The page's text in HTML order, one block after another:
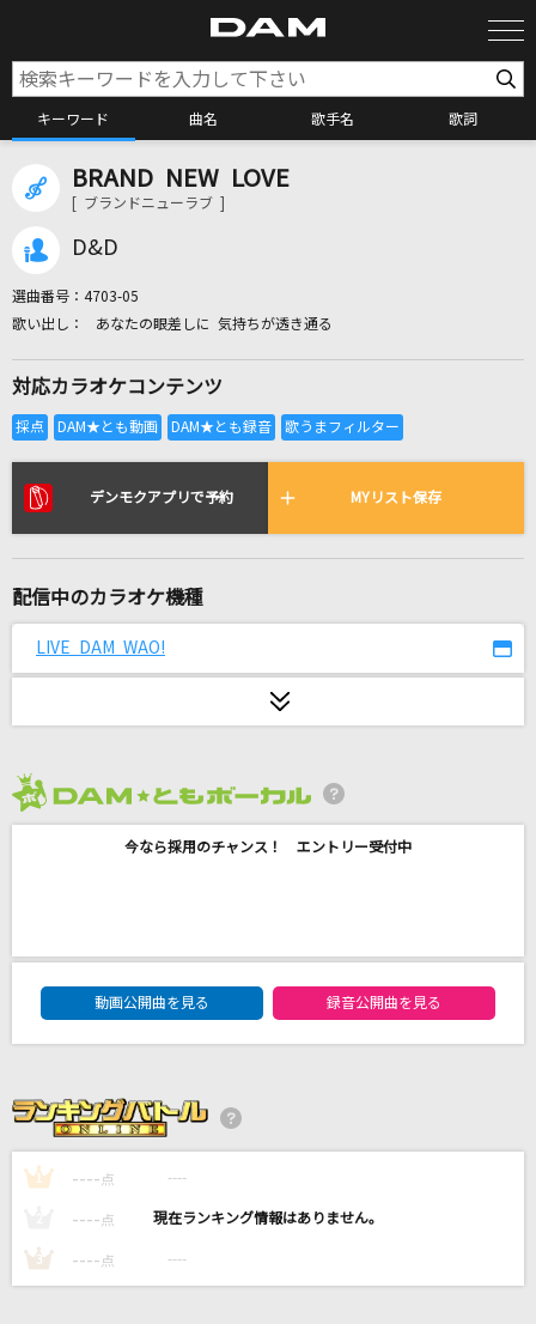
キーワード 曲名 歌手名 歌詞
カラオケ検索
全国りれき
リアルタイムで歌われている曲の一覧
Golden [ゴールデン]
シリウス
[生音]光るなら
秋山竜次(ロバート)
[生音]プライマル
ORIGINAL LOVE
[生音]リンジュー・ラヴ
BRAND NEW LOVE
[ ブランドニューラブ ]
D&D
選曲番号： 4703-05
あなたの眼差しに 気持ちが透き通る
対応カラオケコンテンツ
デンモクアプリで予約 MYリスト保存
配信中のカラオケ機種
LIVE DAM WAO!
今なら採用のチャンス！ エントリー受付中
DAM★ともボーカルエントリーランキング
動画公開曲を見る
録音公開曲を見る
1 ---- 点 ----
---- 点 ----
3 ---- 点 ----